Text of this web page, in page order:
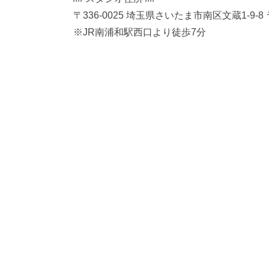
〒336-0025 埼玉県さいたま市南区文蔵1-9-8
※JR南浦和駅西口より徒歩7分